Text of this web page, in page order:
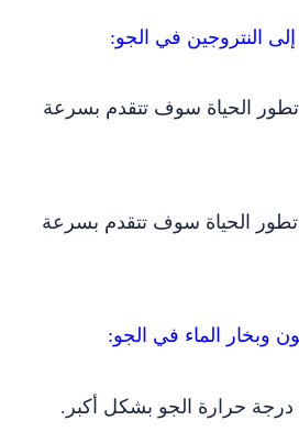
الحياة سوف تتقدم بسرعة
الحياة سوف تتقدم بسرعة
حرارة الجو بشكل أكبر.